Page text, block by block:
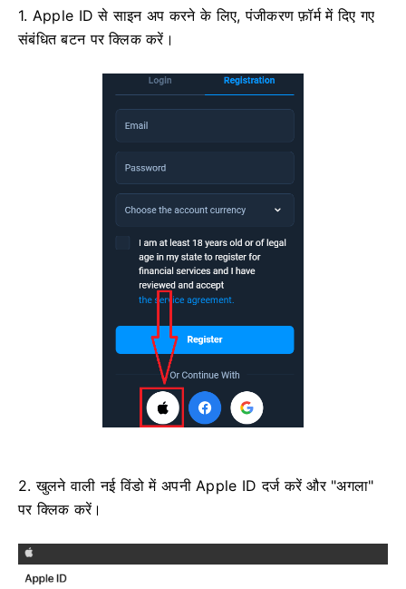
1. Apple ID से साइन अप करने के लिए, पंजीकरण फ़ॉर्म में दिए गए
संबंधित बटन पर क्लिक करें।
2. खुलने वाली नई विंडो में अपनी Apple ID दर्ज करें और "अगला"
पर क्लिक करें।